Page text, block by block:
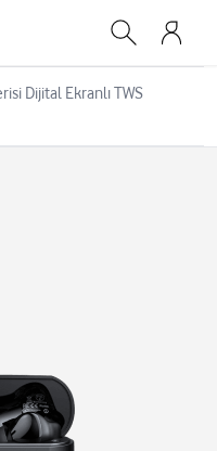
Dijital Ekranlı TWS